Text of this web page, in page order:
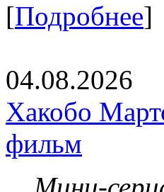
[Подробнее]
04.08.2026
Хакобо
фильм